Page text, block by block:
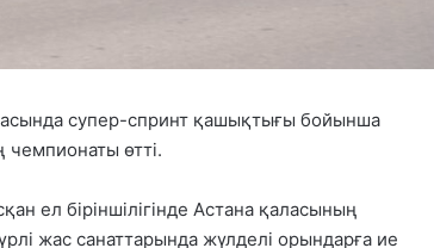
супер-спринт қашықтығы бойынша
чемпионаты өтті.
ел біріншілігінде Астана қаласының
жас санаттарында жүлделі орындарға ие